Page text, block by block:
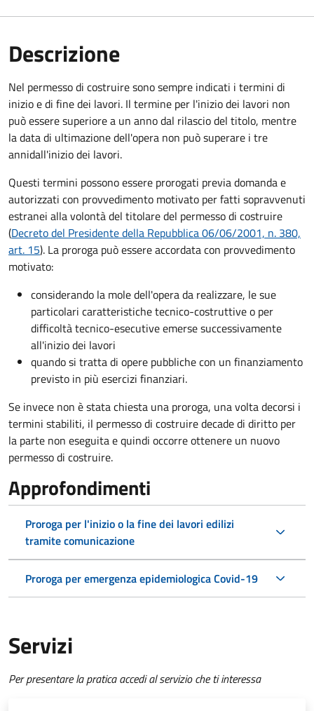
Descrizione
Nel permesso di costruire sono sempre indicati i termini di
inizio e di fine dei lavori. Il termine per l'inizio dei lavori non
può essere superiore a un anno dal rilascio del titolo, mentre
la data di ultimazione dell'opera non può superare i tre
annidall'inizio dei lavori.
Questi termini possono essere prorogati previa domanda e
autorizzati con provvedimento motivato per fatti sopravvenuti
estranei alla volontà del titolare del permesso di costruire
(Decreto del Presidente della Repubblica 06/06/2001, n. 380,
art. 15). La proroga può essere accordata con provvedimento
motivato:
considerando la mole dell'opera da realizzare, le sue
particolari caratteristiche tecnico-costruttive o per
difficoltà tecnico-esecutive emerse successivamente
all'inizio dei lavori
quando si tratta di opere pubbliche con un finanziamento
previsto in più esercizi finanziari.
Se invece non è stata chiesta una proroga, una volta decorsi i
termini stabiliti, il permesso di costruire decade di diritto per
la parte non eseguita e quindi occorre ottenere un nuovo
permesso di costruire.
Approfondimenti
Proroga per l'inizio o la fine dei lavori edilizi
tramite comunicazione
Proroga per emergenza epidemiologica Covid-19
Servizi
Per presentare la pratica accedi al servizio che ti interessa